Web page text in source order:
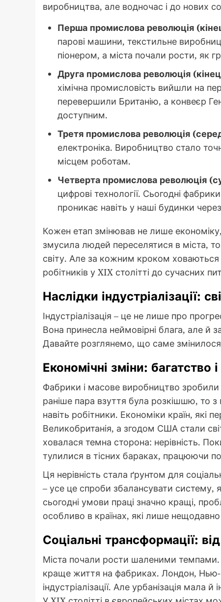
виробництва, але водночас і до нових
Перша промислова революція
парові машини, текстильне
піонером, а міста почали рости, як
Друга промислова революція
хімічна промисловість вийшли на
перевершили Британію, а конвеєр
доступним.
Третя промислова революція
електроніка. Виробництво стало
місцем роботам.
Четверта промислова революція
цифрові технології. Сьогодні
проникає навіть у наші будинки
Кожен етап змінював не лише
змусила людей переселятися в міста,
світу. Але за кожним кроком ховаються
робітників у XIX столітті до сучасних
Наслідки індустріалізації:
Індустріалізація – це не лише про
Вона принесла неймовірні блага, але й
Давайте розглянемо, що саме
Економічні зміни: багатство і
Фабрики і масове виробництво
раніше пара взуття була розкішшю, то з
навіть робітники. Економіки країн,
Великобританія, а згодом США стали
ховалася темна сторона: нерівність.
тулилися в тісних бараках, працюючи
Ця нерівність стала ґрунтом для
– усе це спроби збалансувати систему,
сьогодні умови праці значно кращі,
особливо в країнах, які лише нещодавно
Соціальні трансформації:
Міста почали рости шаленими
краще життя на фабриках. Лондон, Нью-
індустріалізації. Але урбанізація мала